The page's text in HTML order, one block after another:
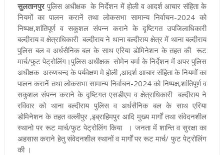
सुलतानपुरपुलिस अधीक्षक के निर्देशन में होली व आदर्श आचार संहिता के
नियमों का पालन करानें तथा लोकसभा सामान्य निर्वाचन-2024 को
निष्पक्ष,शांतिपूर्ण व सकुशल संपन्न कराने के दृष्टिगत उपजिलाधिकारी
बल्दीराय व क्षेत्राधिकारी बल्दीराय ने थाना बल्दीराय क्षेत्र में थाना बल्दीराय
पुलिस बल व अर्धसैनिक बल के साथ एरिया डोमिनेशन के तहत की रूट
मार्च/फुट पेट्रोलिंग।पुलिस अधीक्षक सोमेन बर्मा के निर्देशन में अपर पुलिस
अधीक्षक अरुणचन्द के पर्यवेक्षण मे होली ,आदर्श आचार संहिता के नियमों का
पालन करानें तथा लोकसभा सामान्य निर्वाचन-2024 को निष्पक्ष,शांतिपूर्ण व
सकुशल संपन्न कराने के दृष्टिगत एसडीएम व क्षेत्राधिकारी बल्दीराय ने
रविवार को थाना बल्दीराय पुलिस व अर्धसैनिक बल के साथ एरिया
डोमिनेशन के तहत वल्लीपुर ,इब्राहिमपुर आदि मुख्य मार्गों तथा संवेदनशील
स्थानो पर रूट मार्च/फुट पेट्रोलिंग किया । जनता में शान्ति व सुरक्षा का
अहसास कराने हेतु संवेदनशील स्थानों व मार्गों पर रूट मार्च/ फुट पेट्रोलिंग
की ।